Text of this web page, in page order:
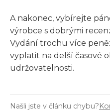
A nakonec, vybírejte
výrobce s dobrými
Vydání trochu více
vyplatit na delší časové
udržovatelnosti.
Našli jste v článku chybu?